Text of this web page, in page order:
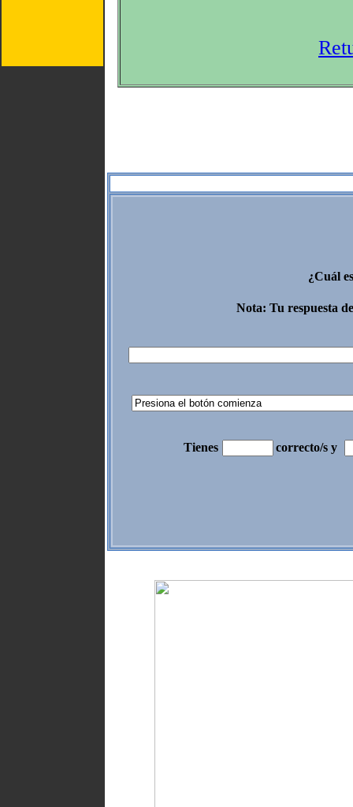
¿Cuál
Nota: Tu respuesta
Tienes correcto/s y